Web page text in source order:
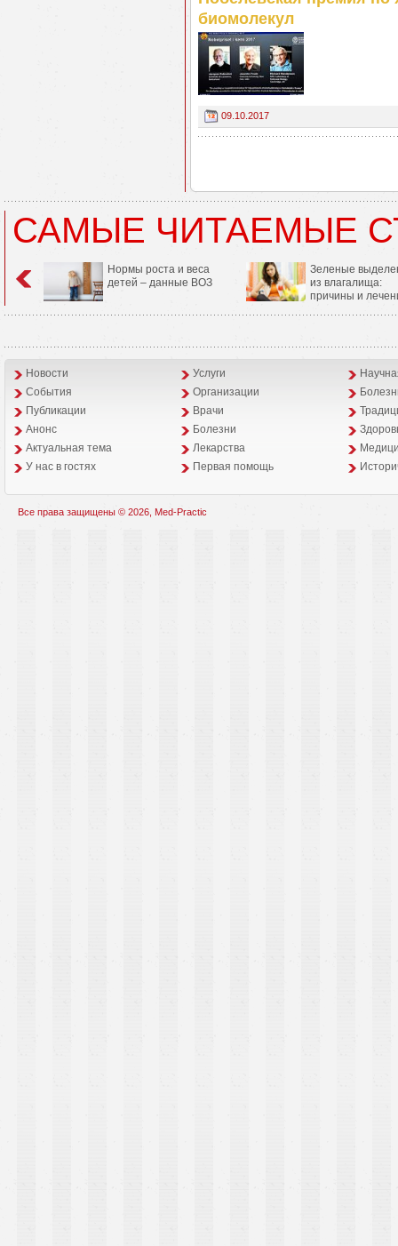
биомолекул
09.10.2017
САМЫЕ ЧИТАЕМЫЕ
Нормы роста и веса
детей – данные ВОЗ
Зеленые
из влагалища:
причины и
Новости Услуги
События
Организации
Публикации
Врачи
Анонс
Болезни
Aктуальная тема
Лекарства
У нас в гостях
Первая помощь
Все права защищены © 2026, Med-Practic